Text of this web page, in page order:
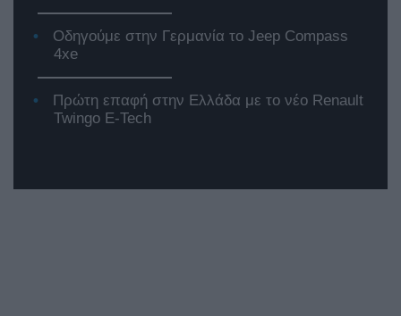
Οδηγούμε στην Γερμανία το Jeep Compass
4xe
Πρώτη επαφή στην Ελλάδα με το νέο Renault
Twingo E-Tech